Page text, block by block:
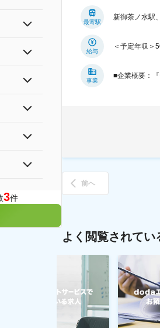
3件
最寄駅
新御茶ノ水駅
給与
＜予定年収＞
事業
■企業概要：
前へ
よく閲覧されてい